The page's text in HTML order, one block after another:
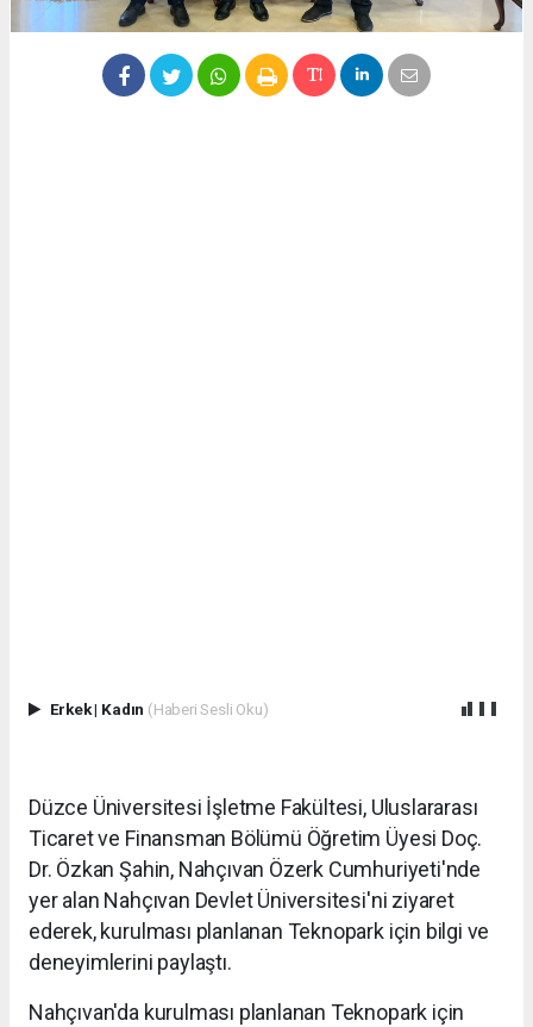
Erkek| Kadın (Haberi Sesli Oku)
Düzce Üniversitesi İşletme Fakültesi, Uluslararası
Ticaret ve Finansman Bölümü Öğretim Üyesi Doç.
Dr. Özkan Şahin, Nahçıvan Özerk Cumhuriyeti'nde
yer alan Nahçıvan Devlet Üniversitesi'ni ziyaret
ederek, kurulması planlanan Teknopark için bilgi ve
deneyimlerini paylaştı.
Nahçıvan'da kurulması planlanan Teknopark için